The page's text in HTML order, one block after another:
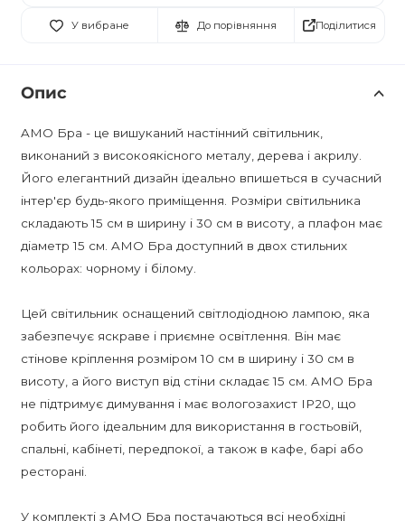
У вибране До порівняння Поділитися
Опис
AMO Бра - це вишуканий настінний світильник,
виконаний з високоякісного металу, дерева і акрилу.
Його елегантний дизайн ідеально впишеться в сучасний
інтер'єр будь-якого приміщення. Розміри світильника
складають 15 см в ширину і 30 см в висоту, а плафон має
діаметр 15 см. AMO Бра доступний в двох стильних
кольорах: чорному і білому.
Цей світильник оснащений світлодіодною лампою, яка
забезпечує яскраве і приємне освітлення. Він має
стінове кріплення розміром 10 см в ширину і 30 см в
висоту, а його виступ від стіни складає 15 см. AMO Бра
не підтримує димування і має вологозахист IP20, що
робить його ідеальним для використання в гостьовій,
спальні, кабінеті, передпокої, а також в кафе, барі або
ресторані.
У комплекті з AMO Бра постачаються всі необхідні